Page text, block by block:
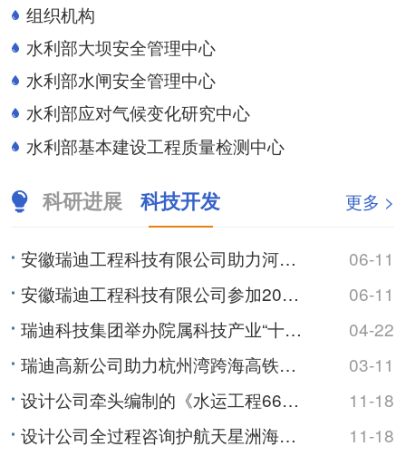
组织机构
水利部大坝安全管理中心
水利部水闸安全管理中心
水利部应对气候变化研究中心
水利部基本建设工程质量检测中心
科研进展 科技开发 更多 >
安徽瑞迪工程科技有限公司助力河南防汛实战演练
06-11
安徽瑞迪工程科技有限公司参加2026年湖南省水库防汛抢险专项演练
06-11
瑞迪科技集团举办院属科技产业“十五五”高质量发展规划研讨会
04-22
瑞迪高新公司助力杭州湾跨海高铁大桥南塔塔肢合龙
03-11
设计公司牵头编制的《水运工程660MPa级带肋钢筋混凝土结构技术规范》正式发布
11-18
设计公司全过程咨询护航天星洲海轮锚地疏浚工程
11-18